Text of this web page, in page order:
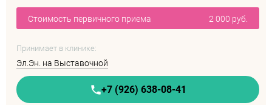
Стоимость первичного приема 2 000 руб.
Принимает в клинике:
Эл.Эн. на Выставочной
+7 (926) 638-08-41